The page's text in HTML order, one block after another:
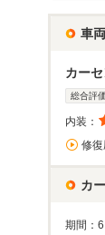
車
カー
総合評価
内装：
修
カ
期間：
割賦販売価格内訳
してご利用ください。